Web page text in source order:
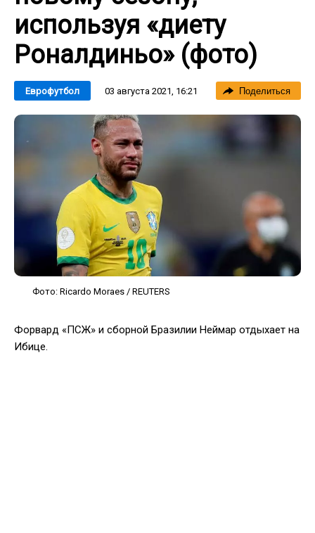
используя «диету
Роналдиньо» (фото)
Еврофутбол 03 августа 2021, 16:21 Поделиться
Фото: Ricardo Moraes / REUTERS
Форвард «ПСЖ» и сборной Бразилии Неймар отдыхает на
Ибице.